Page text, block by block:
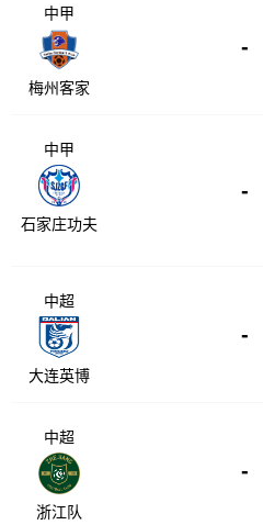
中甲
梅州客家
-
中甲
石家庄功夫
-
中超
大连英博
-
中超
浙江队
-